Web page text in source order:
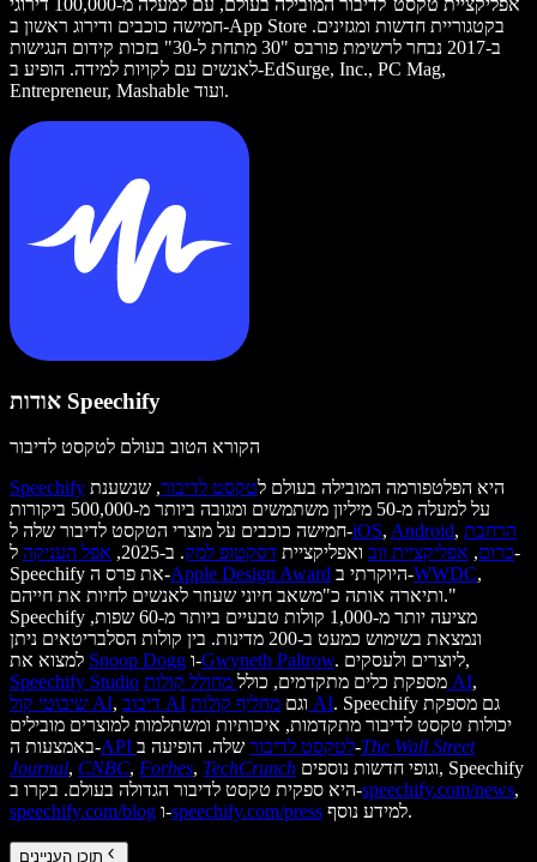
חמישה כוכבים ודירוג ראשון ב-App Store בקטגוריית חדשות ומגזינים.
ב-2017 נבחר לרשימת פורבס "30 מתחת ל-30" בזכות קידום הנגישות
לאנשים עם לקויות למידה. הופיע ב-EdSurge, Inc., PC Mag,
Entrepreneur, Mashable ועוד.
אודות Speechify
הקורא הטוב בעולם לטקסט לדיבור
Speechify
היא הפלטפורמה המובילה בעולם לטקסט לדיבור, שנשענת
על למעלה מ-50 מיליון משתמשים ומגובה ביותר מ-500,000 ביקורות
חמישה כוכבים על מוצרי הטקסט לדיבור שלה ל-iOS, Android, הרחבת
כרום, אפליקציית ווב ואפליקציית דסקטופ למק. ב-2025, אפל העניקה ל-
Speechify את פרס ה-Apple Design Award היוקרתי ב-WWDC,
ותיארה אותה כ"משאב חיוני שעוזר לאנשים לחיות את חייהם."
Speechify מציעה יותר מ-1,000 קולות טבעיים ביותר מ-60 שפות,
ונמצאת בשימוש כמעט ב-200 מדינות. בין קולות הסלבריטאים ניתן
Snoop Dogg ו-Gwyneth Paltrow
. ליוצרים ולעסקים,
Speechify Studio
מספקת כלים מתקדמים, כולל מחולל קולות AI,
שיבוטי קול AI, דיבוב AI וגם מחליף קולות AI. Speechify גם מספקת
יכולות טקסט לדיבור מתקדמות, איכותיות ומשתלמות למוצרים מובילים
באמצעות ה-
API לטקסט לדיבורשלה. הופיעה ב-The Wall Street
Journal, CNBC, Forbes, TechCrunch
היא ספקית טקסט לדיבור הגדולה בעולם. בקרו ב-speechify.com/news,
speechify.com/blog ו-speechify.com/press למידע נוסף.
תוכן העניינים